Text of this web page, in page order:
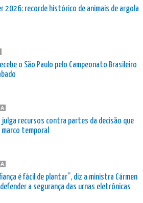
2026: recorde histórico de animais de argola
o São Paulo pelo Campeonato Brasileiro
julga recursos contra partes da decisão que
temporal
é fácil de plantar”, diz a ministra Cármen
defender a segurança das urnas eletrônicas